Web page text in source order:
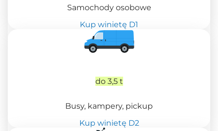
Samochody osobowe
Kup winietę D1
do 3,5 t
Busy, kampery, pickup
Kup winietę D2